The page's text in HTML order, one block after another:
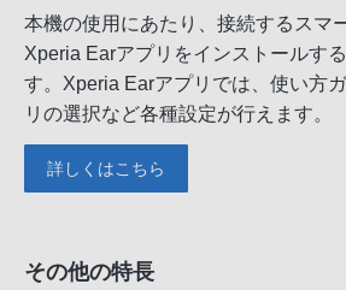
本機の使用にあたり、接続するスマ
Xperia Earアプリをインストールす
す。Xperia Earアプリでは、使い方
リの選択など各種設定が行えます。
詳しくはこちら
その他の特長